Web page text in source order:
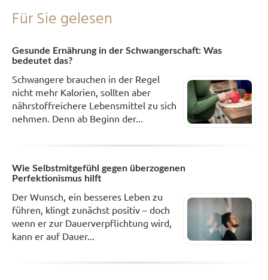
Für Sie gelesen
Gesunde Ernährung in der Schwangerschaft: Was
bedeutet das?
Schwangere brauchen in der Regel
nicht mehr Kalorien, sollten aber
nährstoffreichere Lebensmittel zu sich
nehmen. Denn ab Beginn der...
Wie Selbstmitgefühl gegen überzogenen
Perfektionismus hilft
Der Wunsch, ein besseres Leben zu
führen, klingt zunächst positiv – doch
wenn er zur Dauerverpflichtung wird,
kann er auf Dauer...